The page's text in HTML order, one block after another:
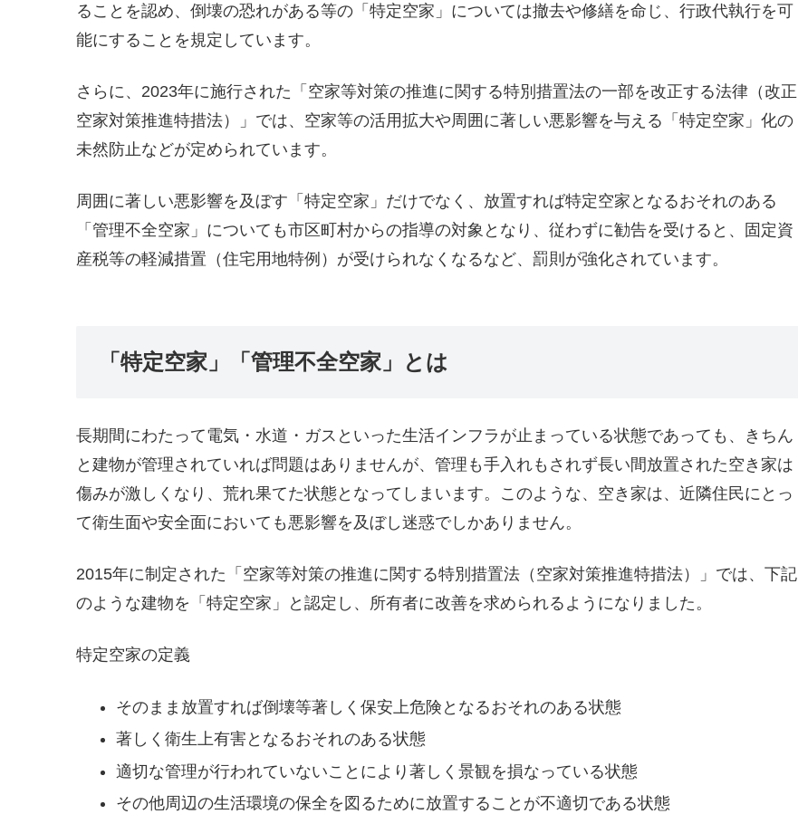
ることを認め、倒壊の恐れがある等の「特定空家」については撤去や修繕を命じ、行政代執行を可
能にすることを規定しています。
さらに、2023年に施行された「空家等対策の推進に関する特別措置法の一部を改正する法律（改正
空家対策推進特措法）」では、空家等の活用拡大や周囲に著しい悪影響を与える「特定空家」化の
未然防止などが定められています。
周囲に著しい悪影響を及ぼす「特定空家」だけでなく、放置すれば特定空家となるおそれのある
「管理不全空家」についても市区町村からの指導の対象となり、従わずに勧告を受けると、固定資
産税等の軽減措置（住宅用地特例）が受けられなくなるなど、罰則が強化されています。
「特定空家」「管理不全空家」とは
長期間にわたって電気・水道・ガスといった生活インフラが止まっている状態であっても、きちん
と建物が管理されていれば問題はありませんが、管理も手入れもされず長い間放置された空き家は
傷みが激しくなり、荒れ果てた状態となってしまいます。このような、空き家は、近隣住民にとっ
て衛生面や安全面においても悪影響を及ぼし迷惑でしかありません。
2015年に制定された「空家等対策の推進に関する特別措置法（空家対策推進特措法）」では、下記
のような建物を「特定空家」と認定し、所有者に改善を求められるようになりました。
特定空家の定義
そのまま放置すれば倒壊等著しく保安上危険となるおそれのある状態
著しく衛生上有害となるおそれのある状態
適切な管理が行われていないことにより著しく景観を損なっている状態
その他周辺の生活環境の保全を図るために放置することが不適切である状態